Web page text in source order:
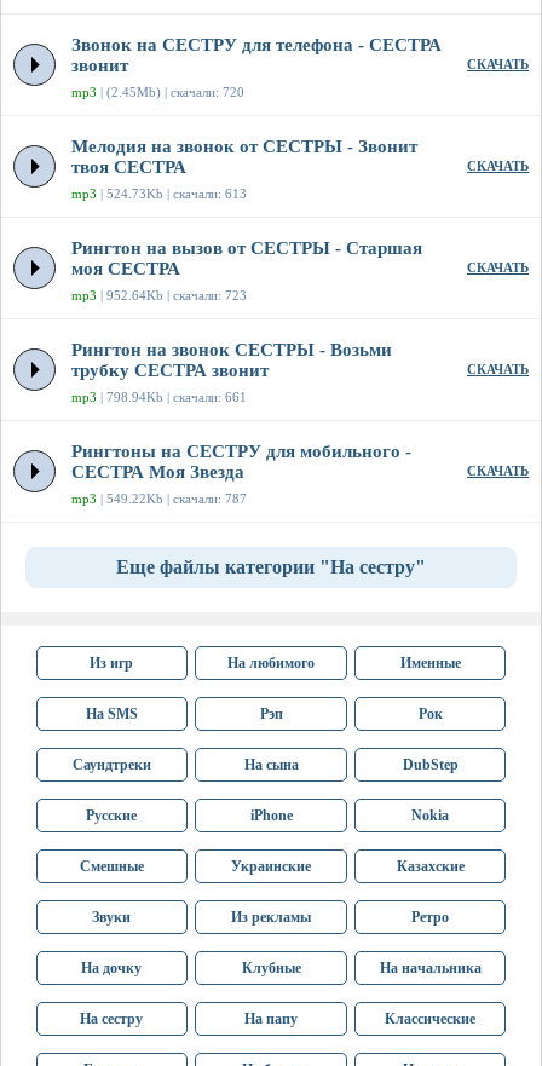
Звонок на СЕСТРУ для телефона - СЕСТРА
звонит
mp3 | (2.45Mb) | скачали: 720
СКАЧАТЬ
Мелодия на звонок от СЕСТРЫ - Звонит
твоя СЕСТРА
mp3 | 524.73Kb | скачали: 613
СКАЧАТЬ
Рингтон на вызов от СЕСТРЫ - Старшая
моя СЕСТРА
mp3 | 952.64Kb | скачали: 723
СКАЧАТЬ
Рингтон на звонок СЕСТРЫ - Возьми
трубку СЕСТРА звонит
mp3 | 798.94Kb | скачали: 661
СКАЧАТЬ
Рингтоны на СЕСТРУ для мобильного -
СЕСТРА Моя Звезда
mp3 | 549.22Kb | скачали: 787
СКАЧАТЬ
Еще файлы категории "На сестру"
Из игр На любимого Именные
На SMS Рэп Рок
Саундтреки На сына DubStep
Русские iPhone Nokia
Смешные Украинские Казахские
Звуки Из рекламы Ретро
На дочку Клубные На начальника
На сестру На папу Классические